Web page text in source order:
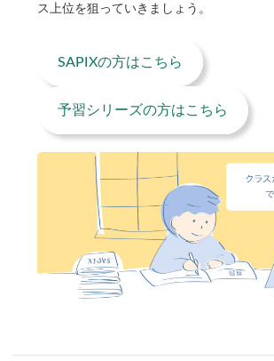
ス上位を狙っていきましょう。
SAPIXの方はこちら
予習シリーズの方はこちら